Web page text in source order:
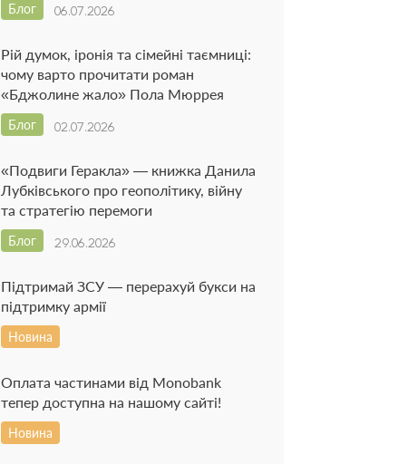
06.07.2026
Блог
Рій думок, іронія та сімейні таємниці:
чому варто прочитати роман
«Бджолине жало» Пола Мюррея
02.07.2026
Блог
«Подвиги Геракла» — книжка Данила
Лубківського про геополітику, війну
та стратегію перемоги
29.06.2026
Блог
Підтримай ЗСУ — перерахуй букси на
підтримку армії
Новина
Оплата частинами від Monobank
тепер доступна на нашому сайті!
Новина